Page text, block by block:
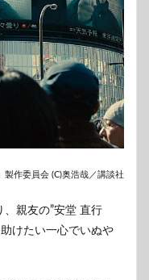
製作委員会 (C)奥浩哉／講談社
、親友の”安堂 直行
けたい一心でいぬや